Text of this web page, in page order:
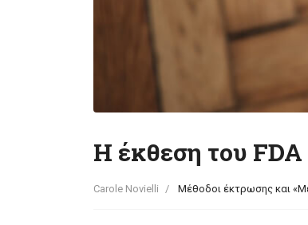
Η έκθεση του FDA
Carole Novielli Μέθοδοι έκτρωσης και